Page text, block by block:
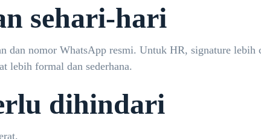
sehari-hari
dan nomor WhatsApp resmi. Untuk HR, signature lebih
lebih formal dan sederhana.
dihindari